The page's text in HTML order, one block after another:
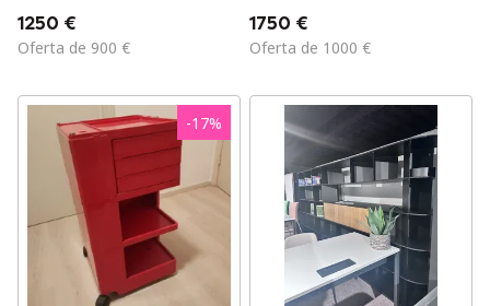
años 80.
1250 €
Oferta de 900 €
Interstar (293 cm) –
Laca plateada, azul
1750 €
Oferta de 1000 €
-17%